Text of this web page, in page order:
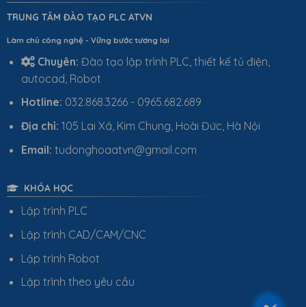
TRUNG TÂM ĐÀO TẠO PLC ATVN
Làm chủ công nghệ - Vững bước tương lai
Chuyên: Đào tạo lập trình PLC, thiết kế tủ điện,
autocad, Robot
Hotline: 032.868.3266 - 0965.682.689
Địa chỉ: 105 Lai Xá, Kim Chung, Hoài Đức, Hà Nội
Email: tudonghoaatvn@gmail.com
KHÓA HỌC
Lập trình PLC
Lập trình CAD/CAM/CNC
Lập trình Robot
Lập trình theo yêu cầu